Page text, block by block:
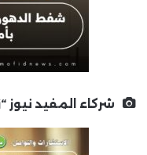
شركاء المفيد نيوز